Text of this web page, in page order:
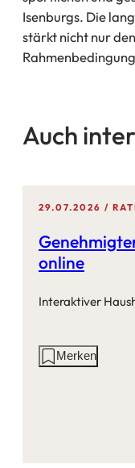
Isenburgs. Die
stärkt nicht nur
Auch
29.07.2026
online
Interaktiver
AktionenMerken